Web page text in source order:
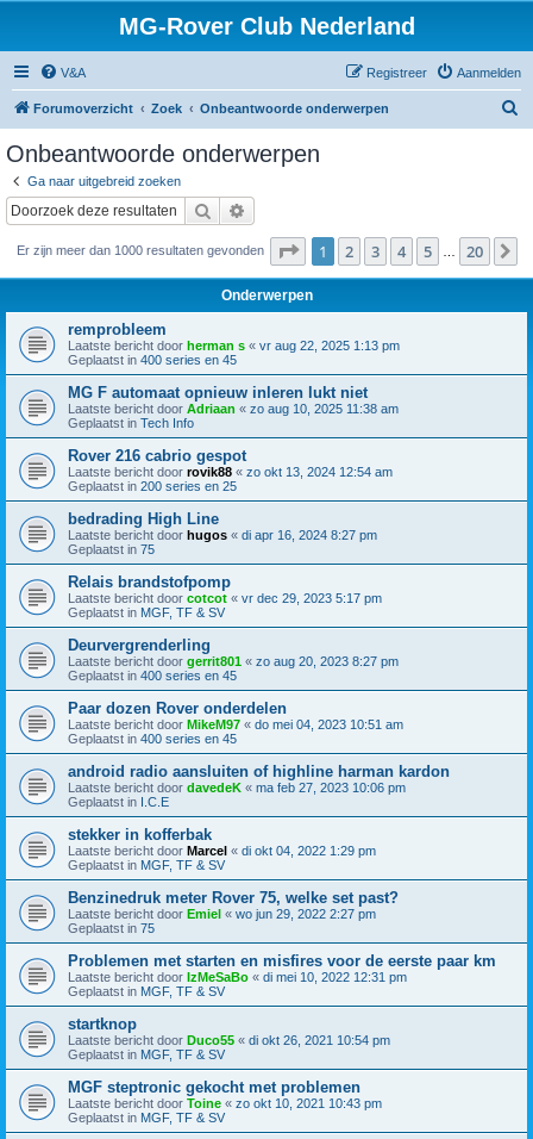
MG-Rover Club Nederland
V&A Aanmelden
Registreer
Forumoverzicht Zoek Onbeantwoorde onderwerpen
Onbeantwoorde onderwerpen
Ga naar uitgebreid zoeken
Zoek
Er zijn meer dan 1000 resultaten gevonden Pagina van 20
1 2 3 4 5 20
Onderwerpen
remprobleem
Laatste bericht door herman s « vr aug 22, 2025 1:13 pm
Geplaatst in 400 series en 45
MG F automaat opnieuw inleren lukt niet
Laatste bericht door Adriaan « zo aug 10, 2025 11:38 am
Geplaatst in Tech Info
Rover 216 cabrio gespot
Laatste bericht door rovik88 « zo okt 13, 2024 12:54 am
Geplaatst in 200 series en 25
bedrading High Line
Laatste bericht door hugos « di apr 16, 2024 8:27 pm
Geplaatst in 75
Relais brandstofpomp
Laatste bericht door cotcot « vr dec 29, 2023 5:17 pm
Geplaatst in MGF, TF & SV
Deurvergrenderling
Laatste bericht door gerrit801 « zo aug 20, 2023 8:27 pm
Geplaatst in 400 series en 45
Paar dozen Rover onderdelen
Laatste bericht door MikeM97 « do mei 04, 2023 10:51 am
Geplaatst in 400 series en 45
android radio aansluiten of highline harman kardon
Laatste bericht door davedeK « ma feb 27, 2023 10:06 pm
Geplaatst in I.C.E
stekker in kofferbak
Laatste bericht door Marcel « di okt 04, 2022 1:29 pm
Geplaatst in MGF, TF & SV
Benzinedruk meter Rover 75, welke set past?
Laatste bericht door Emiel « wo jun 29, 2022 2:27 pm
Geplaatst in 75
Problemen met starten en misfires voor de eerste paar km
Laatste bericht door IzMeSaBo « di mei 10, 2022 12:31 pm
Geplaatst in MGF, TF & SV
startknop
Laatste bericht door Duco55 « di okt 26, 2021 10:54 pm
Geplaatst in MGF, TF & SV
MGF steptronic gekocht met problemen
Laatste bericht door Toine « zo okt 10, 2021 10:43 pm
Geplaatst in MGF, TF & SV